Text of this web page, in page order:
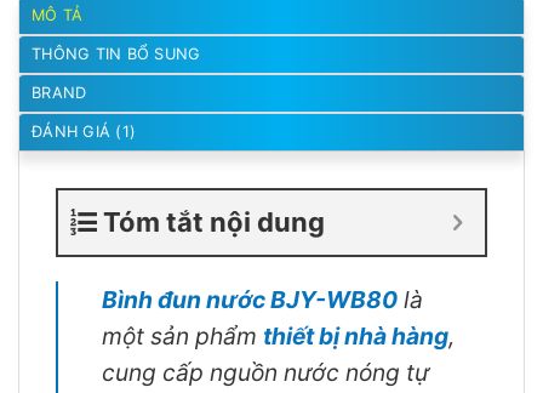
MÔ TẢ
THÔNG TIN BỔ SUNG
BRAND
ĐÁNH GIÁ (1)
Tóm tắt nội dung
Bình đun nước BJY-WB80 là
một sản phẩm thiết bị nhà hàng,
cung cấp nguồn nước nóng tự